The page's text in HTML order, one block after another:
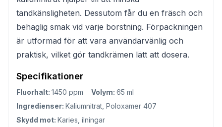
tandkänsligheten. Dessutom får du en fräsch och
behaglig smak vid varje borstning. Förpackningen
är utformad för att vara användarvänlig och
praktisk, vilket gör tandkrämen lätt att dosera.
Specifikationer
Fluorhalt: 1450 ppm Volym: 65 ml
Ingredienser: Kaliumnitrat, Poloxamer 407
Skydd mot: Karies, ilningar